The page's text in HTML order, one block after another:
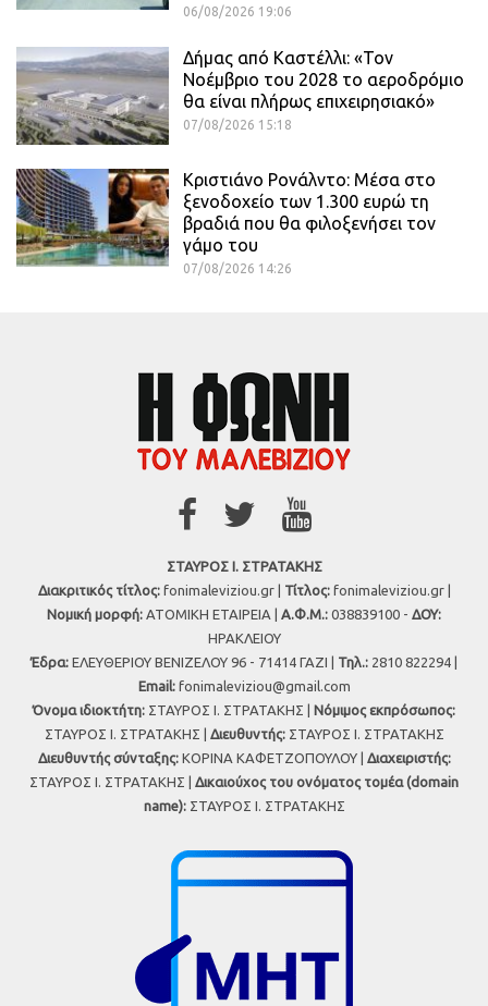
06/08/2026 19:06
Δήμας από Καστέλλι: «Τον
Νοέμβριο του 2028 το αεροδρόμιο
θα είναι πλήρως επιχειρησιακό»
07/08/2026 15:18
Κριστιάνο Ρονάλντο: Μέσα στο
ξενοδοχείο των 1.300 ευρώ τη
βραδιά που θα φιλοξενήσει τον
γάμο του
07/08/2026 14:26
ΣΤΑΥΡΟΣ Ι. ΣΤΡΑΤΑΚΗΣ
Διακριτικός τίτλος:fonimaleviziou.gr | Τίτλος:fonimaleviziou.gr |
Νομική μορφή: ΑΤΟΜΙΚΗ ΕΤΑΙΡΕΙΑ | Α.Φ.Μ.: 038839100 - ΔΟΥ:
ΗΡΑΚΛΕΙΟΥ
Έδρα: ΕΛΕΥΘΕΡΙΟΥ ΒΕΝΙΖΕΛΟΥ 96 - 71414 ΓΑΖΙ | Τηλ.: 2810 822294 |
Εmail: fonimaleviziou@gmail.com
Όνομα ιδιοκτήτη: ΣΤΑΥΡΟΣ Ι. ΣΤΡΑΤΑΚΗΣ | Νόμιμος εκπρόσωπος:
ΣΤΑΥΡΟΣ Ι. ΣΤΡΑΤΑΚΗΣ | Διευθυντής:ΣΤΑΥΡΟΣ Ι. ΣΤΡΑΤΑΚΗΣ
Διευθυντής σύνταξης:ΚΟΡΙΝΑ ΚΑΦΕΤΖΟΠΟΥΛΟΥ | Διαχειριστής:
ΣΤΑΥΡΟΣ Ι. ΣΤΡΑΤΑΚΗΣ | Δικαιούχος του ονόματος τομέα (domain
name):ΣΤΑΥΡΟΣ Ι. ΣΤΡΑΤΑΚΗΣ